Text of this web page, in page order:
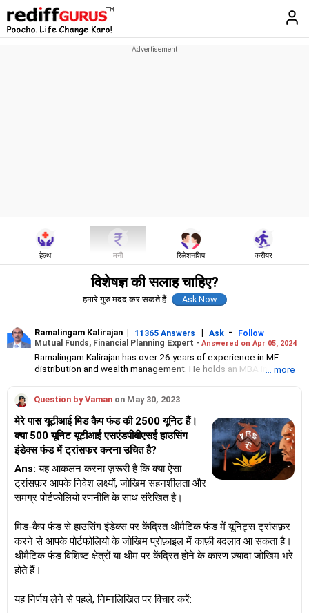
हेल्थ मनी रिलेशनशिप करीयर
विशेषज्ञ की सलाह चाहिए?
हमारे गुरु मदद कर सकते हैं
Ramalingam Kalirajan | 11365 Answers | Ask -
Follow
Mutual Funds, Financial Planning Expert - Answered on Apr 05, 2024
Ramalingam Kalirajan has over 26 years of experience in MF
distribution and wealth management. He holds an MBA in Finance
Investment, a Chennai-based AMFI-registered Mutual Fund
Distribution (ARN-4188) and APMI-registered PMS Distribution
firm (APRN07386), helping clients build long-term wealth
through mutual funds and other investment solutions.
... more
Question by Vaman on May 30, 2023
मेरे पास यूटीआई मिड कैप फंड की 2500 यूनिट हैं।
क्या 500 यूनिट यूटीआई एसएंडपीबीएसई हाउसिंग
इंडेक्स फंड में ट्रांसफर करना उचित है?
Ans: यह आकलन करना ज़रूरी है कि क्या ऐसा
ट्रांसफ़र आपके निवेश लक्ष्यों, जोखिम सहनशीलता और
समग्र पोर्टफोलियो रणनीति के साथ संरेखित है।
मिड-कैप फंड से हाउसिंग इंडेक्स पर केंद्रित थीमैटिक फंड में यूनिट्स ट्रांसफ़र
करने से आपके पोर्टफोलियो के जोखिम प्रोफ़ाइल में काफ़ी बदलाव आ सकता है।
थीमैटिक फंड विशिष्ट क्षेत्रों या थीम पर केंद्रित होने के कारण ज़्यादा जोखिम भरे
होते हैं।
यह निर्णय लेने से पहले, निम्नलिखित पर विचार करें: